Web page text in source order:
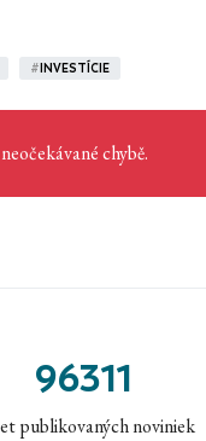
# INVESTÍCIE
chybě.
96311
publikovaných noviniek